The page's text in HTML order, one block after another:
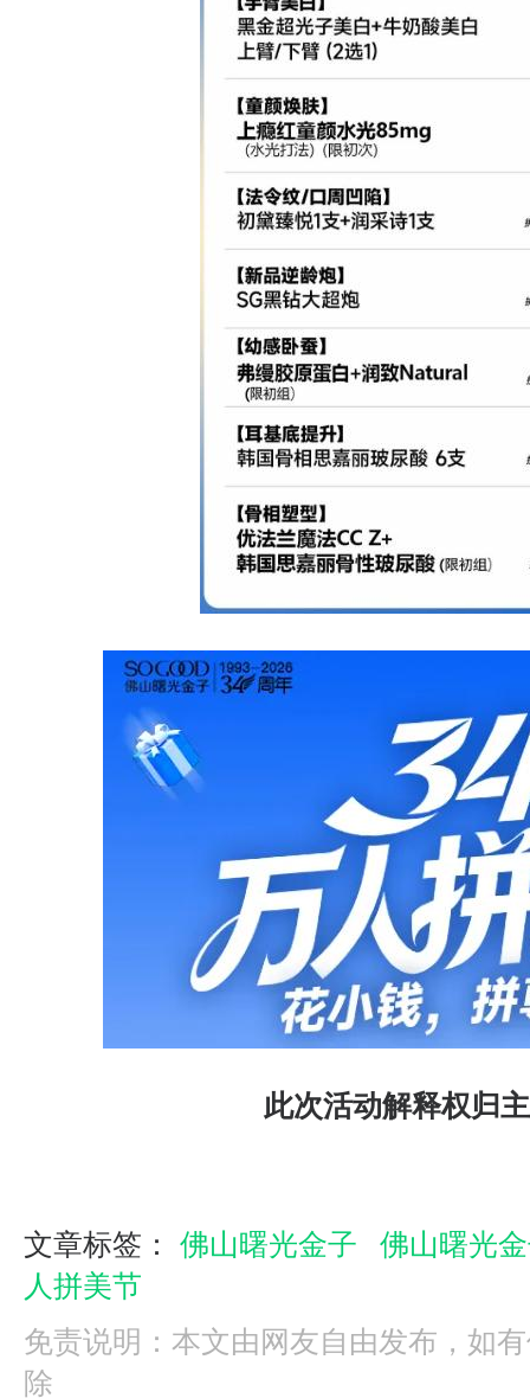
此次活动解释权归主
文章标签： 佛山曙光金子
佛山曙光
人拼美节
免责说明：本文由网友自由发布，如
除